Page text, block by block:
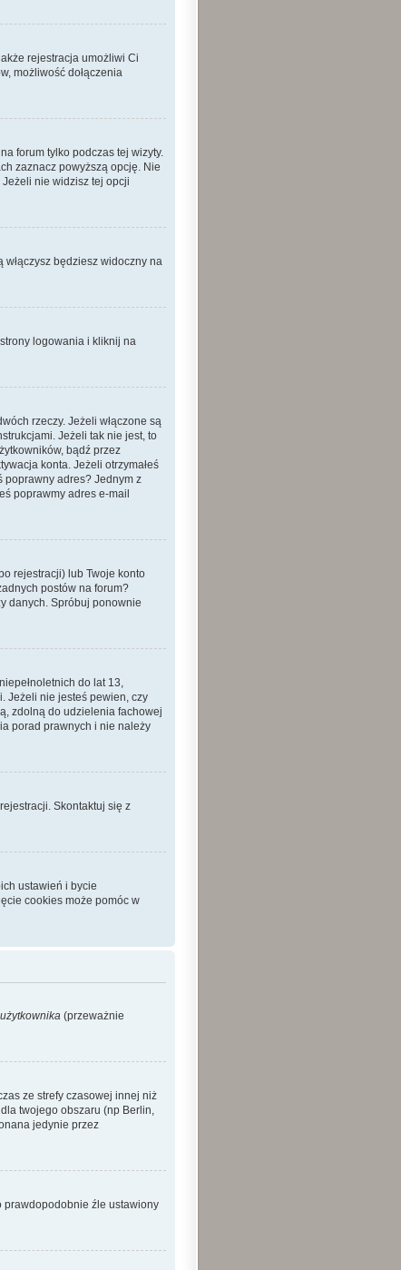
rejestracja umożliwi Ci
możliwość dołączenia
forum tylko podczas tej wizyty.
zaznacz powyższą opcję. Nie
nie widzisz tej opcji
włączysz będziesz widoczny na
logowania i kliknij na
rzeczy. Jeżeli włączone są
Jeżeli tak nie jest, to
bądź przez
konta. Jeżeli otrzymałeś
poprawny adres? Jednym z
poprawmy adres e-mail
rejestracji) lub Twoje konto
postów na forum?
danych. Spróbuj ponownie
do lat 13,
Jeżeli nie jesteś pewien, czy
zdolną do udzielenia fachowej
porad prawnych i nie należy
Skontaktuj się z
ustawień i bycie
cookies może pomóc w
(przeważnie
ze strefy czasowej innej niż
twojego obszaru (np Berlin,
jedynie przez
prawdopodobnie źle ustawiony